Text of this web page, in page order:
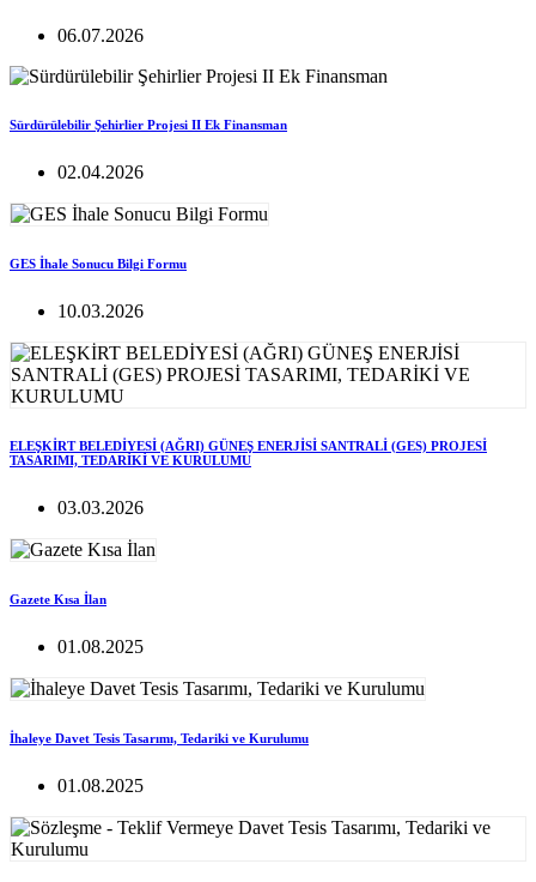
06.07.2026
Sürdürülebilir Şehirlier Projesi II Ek Finansman
02.04.2026
GES İhale Sonucu Bilgi Formu
10.03.2026
ELEŞKİRT BELEDİYESİ (AĞRI) GÜNEŞ ENERJİSİ SANTRALİ (GES) PROJESİ
TASARIMI, TEDARİKİ VE KURULUMU
03.03.2026
Gazete Kısa İlan
01.08.2025
İhaleye Davet Tesis Tasarımı, Tedariki ve Kurulumu
01.08.2025